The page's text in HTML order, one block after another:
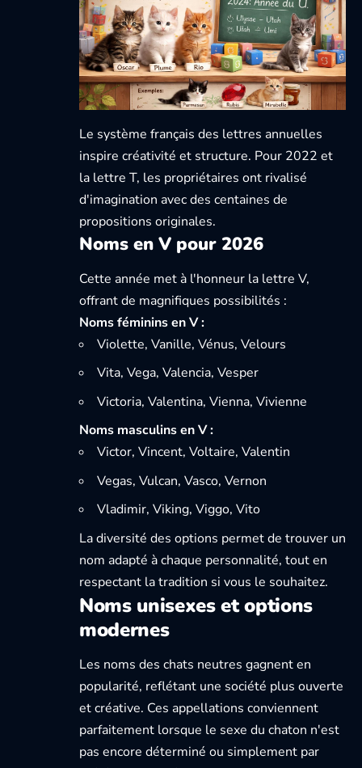
Le système français des lettres annuelles
inspire créativité et structure. Pour 2022 et
la lettre T, les propriétaires ont rivalisé
d'imagination avec des centaines de
propositions originales.
Noms en V pour 2026
Cette année met à l'honneur la lettre V,
offrant de magnifiques possibilités :
Noms féminins en V :
Violette, Vanille, Vénus, Velours
Vita, Vega, Valencia, Vesper
Victoria, Valentina, Vienna, Vivienne
Noms masculins en V :
Victor, Vincent, Voltaire, Valentin
Vegas, Vulcan, Vasco, Vernon
Vladimir, Viking, Viggo, Vito
La diversité des options permet de trouver un
nom adapté à chaque personnalité, tout en
respectant la tradition si vous le souhaitez.
Noms unisexes et options
modernes
Les noms des chats neutres gagnent en
popularité, reflétant une société plus ouverte
et créative. Ces appellations conviennent
parfaitement lorsque le sexe du chaton n'est
pas encore déterminé ou simplement par